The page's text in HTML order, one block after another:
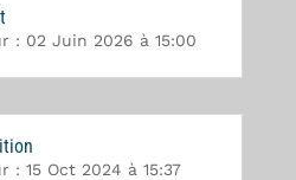
: 02 Juin 2026 à 15:00
: 15 Oct 2024 à 15:37